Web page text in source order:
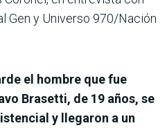
Gen y Universo 970/Nación
el hombre que fue
Brasetti, de 19 años, se
y llegaron a un